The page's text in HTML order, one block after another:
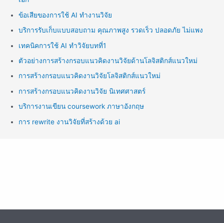
ข้อเสียของการใช้ AI ทำงานวิจัย
บริการรับเก็บแบบสอบถาม คุณภาพสูง รวดเร็ว ปลอดภัย ไม่แพง
เทคนิคการใช้ AI ทำวิจัยบทที่1
ตัวอย่างการสร้างกรอบแนวคิดงานวิจัยด้านโลจิสติกส์แนวใหม่
การสร้างกรอบแนวคิดงานวิจัยโลจิสติกส์แนวใหม่
การสร้างกรอบแนวคิดงานวิจัย นิเทศศาสตร์
บริการงานเขียน coursework ภาษาอังกฤษ
การ rewrite งานวิจัยที่สร้างด้วย ai